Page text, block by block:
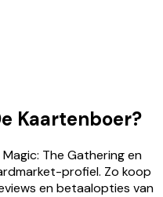
Kaartenboer?
The Gathering en
profiel. Zo koop
en betaalopties van